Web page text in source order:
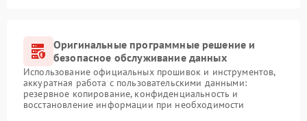
Оригинальные программные решение и
безопасное обслуживание данных
Использование официальных прошивок и инструментов,
аккуратная работа с пользовательскими данными:
резервное копирование, конфиденциальность и
восстановление информации при необходимости